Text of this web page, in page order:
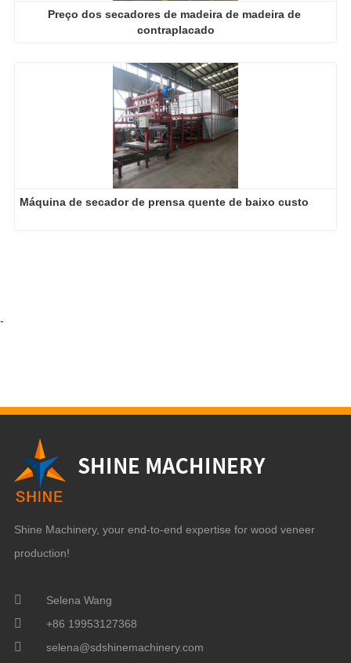
Preço dos secadores de madeira de madeira de
contraplacado
Máquina de secador de prensa quente de baixo custo
-
Shine Machinery, your end-to-end expertise for wood veneer
production!
Selena Wang
+86 19953127368
selena@sdshinemachinery.com